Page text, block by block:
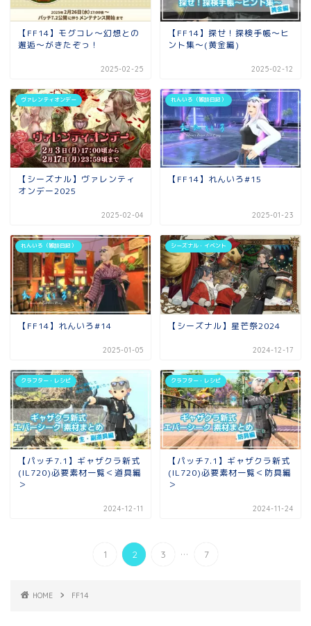
【FF14】モグコレ～幻想との
邂逅～がきたぞっ！
2025-02-25
【FF14】探せ！探検手帳～ヒ
ント集～(黄金編)
2025-02-12
ヴァレンティオンデー
【シーズナル】ヴァレンティ
オンデー2025
2025-02-04
れんいろ（雑談日記）
【FF14】れんいろ#15
2025-01-23
れんいろ（雑談日記）
【FF14】れんいろ#14
2025-01-05
シーズナル・イベント
【シーズナル】星芒祭2024
2024-12-17
クラフター・レシピ
【パッチ7.1】ギャザクラ新式
(IL720)必要素材一覧＜道具編
＞
2024-12-11
クラフター・レシピ
【パッチ7.1】ギャザクラ新式
(IL720)必要素材一覧＜防具編
＞
2024-11-24
1 2 3 ... 7
HOME FF14